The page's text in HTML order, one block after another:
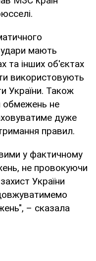
мають
та інших об'єктах
використовують
України. Також
обмежень не
дуже
правил.
у фактичному
не провокуючи
України
– сказала